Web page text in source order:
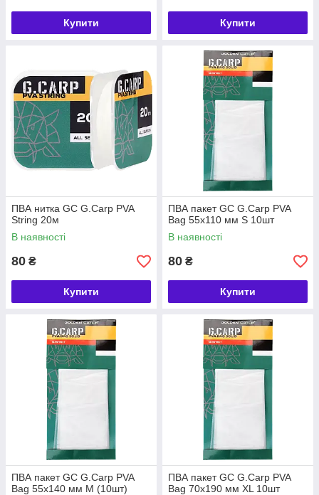
Купити Купити
ПВА нитка GC G.Carp PVA
String 20м
В наявності
80 ₴
Купити
ПВА пакет GC G.Carp PVA
Bag 55х110 мм S 10шт
В наявності
80 ₴
Купити
ПВА пакет GC G.Carp PVA
Bag 55х140 мм M (10шт)
ПВА пакет GC G.Carp PVA
Bag 70х190 мм XL 10шт